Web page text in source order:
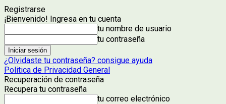
Registrarse
¡Bienvenido! Ingresa en tu cuenta
tu nombre de usuario
tu contraseña
¿Olvidaste tu contraseña? consigue ayuda
Politica de Privacidad General
Recuperación de contraseña
Recupera tu contraseña
tu correo electrónico